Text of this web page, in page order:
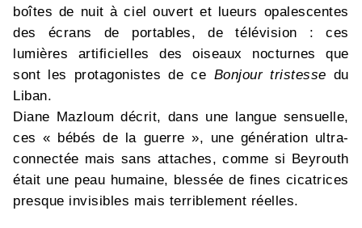
boîtes de nuit à ciel ouvert et lueurs opalescentes
des écrans de portables, de télévision : ces
lumières artificielles des oiseaux nocturnes que
sont les protagonistes de ce Bonjour tristesse du
Liban.
Diane Mazloum décrit, dans une langue sensuelle,
ces « bébés de la guerre », une génération ultra-
connectée mais sans attaches, comme si Beyrouth
était une peau humaine, blessée de fines cicatrices
presque invisibles mais terriblement réelles.